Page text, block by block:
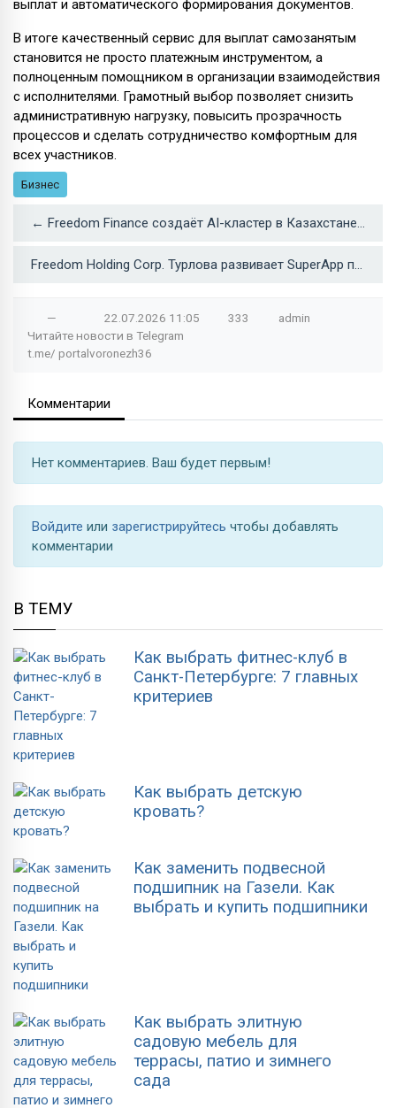
выплат и автоматического формирования документов.
В итоге качественный сервис для выплат самозанятым
становится не просто платежным инструментом, а
полноценным помощником в организации взаимодействия
с исполнителями. Грамотный выбор позволяет снизить
административную нагрузку, повысить прозрачность
процессов и сделать сотрудничество комфортным для
всех участников.
Бизнес
← Freedom Finance создаёт AI-кластер в Казахстане: зачем компания инвестирует в цифровую инфраструктуру
Freedom Holding Corp. Турлова развивает SuperApp по модели китайского WeChat →
— 22.07.2026 11:05 333
admin
Читайте новости в Telegram
t.me/ portalvoronezh36
Комментарии
Нет комментариев. Ваш будет первым!
Войдите или зарегистрируйтесь чтобы добавлять
комментарии
В ТЕМУ
Как выбрать фитнес-клуб в
Санкт-Петербурге: 7 главных
критериев
Как выбрать детскую
кровать?
Как заменить подвесной
подшипник на Газели. Как
выбрать и купить подшипники
Как выбрать элитную
садовую мебель для
террасы, патио и зимнего
сада